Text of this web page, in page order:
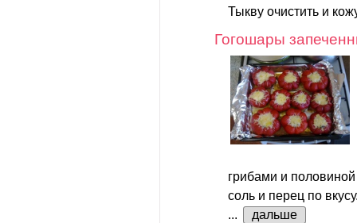
Тыкву очистить и
Гогошары
грибами и
соль и перец по
...
дальше